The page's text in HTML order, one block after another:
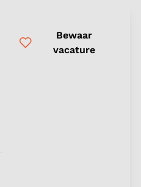
Bewaar
vacature